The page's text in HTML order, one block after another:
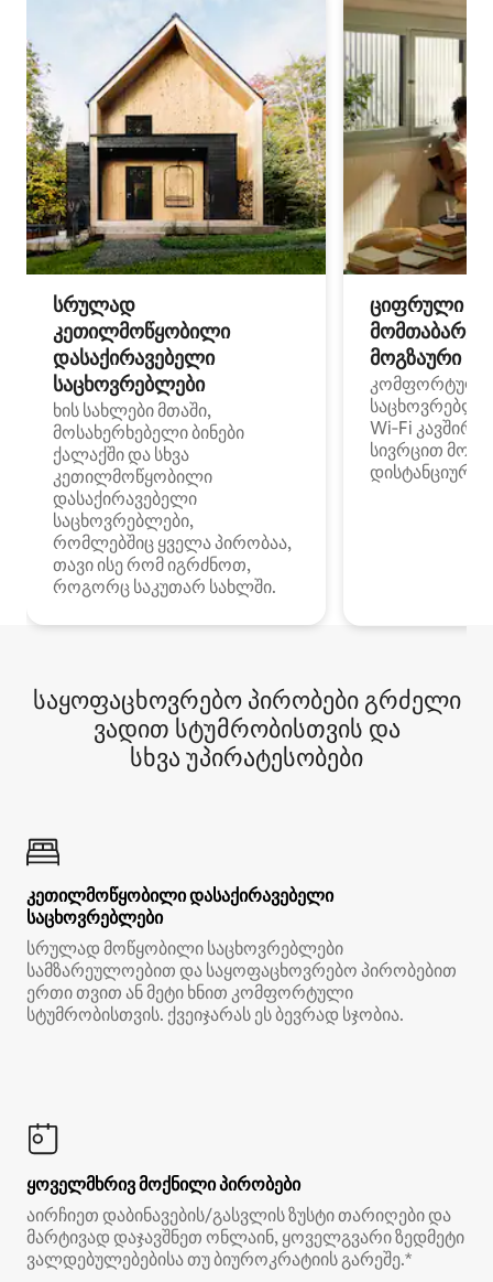
სრულად
კეთილმოწყობილი
დასაქირავებელი
საცხოვრებლები
ხის სახლები მთაში,
მოსახერხებელი ბინები
ქალაქში და სხვა
კეთილმოწყობილი
დასაქირავებელი
საცხოვრებლები,
რომლებშიც ყველა პირობაა,
თავი ისე რომ იგრძნოთ,
როგორც საკუთარ სახლში.
ციფრული
მოგზაური
კომფორტული
Wi‑Fi
სივრცით
დისტანციური
საყოფაცხოვრებო პირობები გრძელი
ვადით სტუმრობისთვის და
სხვა უპირატესობები
კეთილმოწყობილი დასაქირავებელი
საცხოვრებლები
სრულად მოწყობილი საცხოვრებლები
სამზარეულოებით და საყოფაცხოვრებო პირობებით
ერთი თვით ან მეტი ხნით კომფორტული
სტუმრობისთვის. ქვეიჯარას ეს ბევრად სჯობია.
ყოველმხრივ მოქნილი პირობები
აირჩიეთ დაბინავების/გასვლის ზუსტი თარიღები და
მარტივად დაჯავშნეთ ონლაინ, ყოველგვარი ზედმეტი
ვალდებულებებისა თუ ბიუროკრატიის გარეშე.*